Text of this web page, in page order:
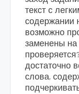
текст с
содержании
возможно
заменены на
достаточно
слова,